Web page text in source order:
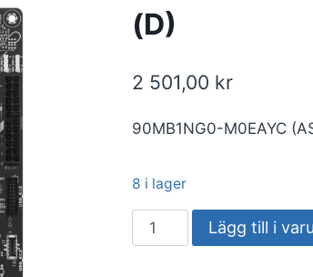
(D)
2 501,00 kr
90MB1NG0-M0EAYC
8 i lager
ASUS
PRIME
Lägg till i